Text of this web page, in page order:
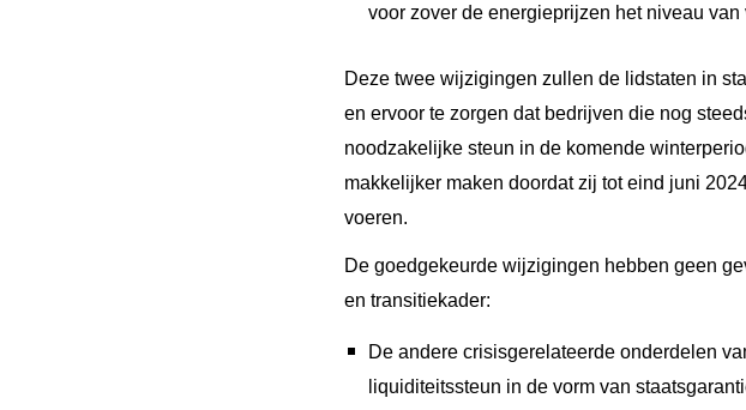
voor zover de energieprijzen het niveau
Deze twee wijzigingen zullen de lidstaten in
en ervoor te zorgen dat bedrijven die nog
noodzakelijke steun in de komende
makkelijker maken doordat zij tot eind juni
voeren.
De goedgekeurde wijzigingen hebben geen
en transitiekader:
De andere crisisgerelateerde onderdelen
liquiditeitssteun in de vorm van